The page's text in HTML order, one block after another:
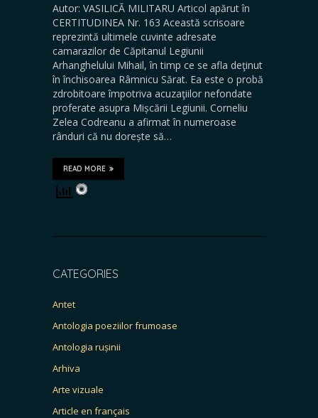
Autor: VASILICĂ MILITARU Articol apărut în
CERTITUDINEA Nr. 163 Această scrisoare
reprezintă ultimele cuvinte adresate
camarazilor de Căpitanul Legiunii
Arhanghelului Mihail, în timp ce se afla deţinut
în închisoarea Râmnicu Sărat. Ea este o probă
zdrobitoare împotriva acuzaţiilor nefondate
proferate asupra Mișcării Legiunii. Corneliu
Zelea Codreanu a afirmat în numeroase
rânduri că nu dorește să…
READ MORE
CATEGORIES
Antet
Antologia poeziilor frumoase
Antologia rușinii
Arhiva
Arte vizuale
Article en français